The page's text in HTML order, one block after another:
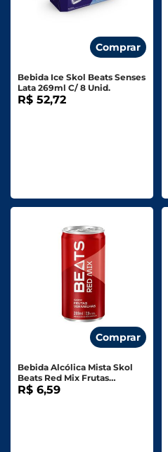
Comprar
Bebida Ice Skol Beats Senses
Lata 269ml C/ 8 Unid.
R$ 52,72
Comprar
Bebida Alcólica Mista Skol
Beats Red Mix Frutas
Vermelhas Lata 269g
R$ 6,59